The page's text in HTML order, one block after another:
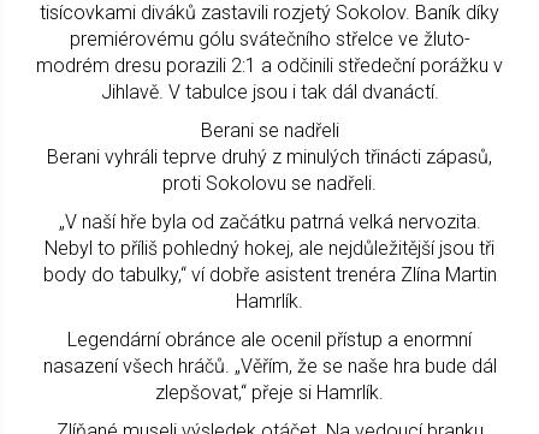
tisícovkami diváků zastavili rozjetý Sokolov. Baník díky
premiérovému gólu svátečního střelce ve žluto-
modrém dresu porazili 2:1 a odčinili středeční porážku v
Jihlavě. V tabulce jsou i tak dál dvanáctí.
Berani se nadřeli
Berani vyhráli teprve druhý z minulých třinácti zápasů,
proti Sokolovu se nadřeli.
„V naší hře byla od začátku patrná velká nervozita.
Nebyl to příliš pohledný hokej, ale nejdůležitější jsou tři
body do tabulky,“ ví dobře asistent trenéra Zlína Martin
Hamrlík.
Legendární obránce ale ocenil přístup a enormní
nasazení všech hráčů. „Věřím, že se naše hra bude dál
zlepšovat,“ přeje si Hamrlík.